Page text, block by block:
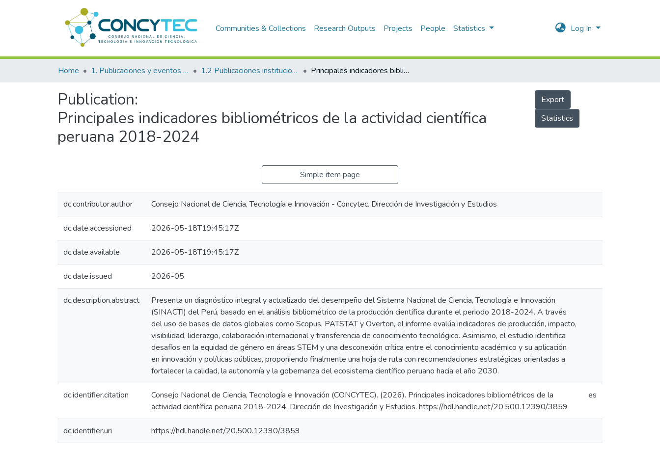
Communities & Collections Research Outputs Projects People Statistics Log In
Home 1. Publicaciones y eventos institucionales 1.2 Publicaciones institucionales Principales indicadores bibliométricos de la actividad científica peruana 2018-2024
Publication:
Principales indicadores bibliométricos de la actividad científica
peruana 2018-2024
Export
Statistics
Simple item page
dc.contributor.author Consejo Nacional de Ciencia, Tecnología e Innovación - Concytec. Dirección de Investigación y Estudios
dc.date.accessioned 2026-05-18T19:45:17Z
dc.date.available 2026-05-18T19:45:17Z
dc.date.issued 2026-05
dc.description.abstract
Presenta un diagnóstico integral y actualizado del desempeño del Sistema Nacional de Ciencia, Tecnología e Innovación
(SINACTI) del Perú, basado en el análisis bibliométrico de la producción científica durante el periodo 2018-2024. A través
del uso de bases de datos globales como Scopus, PATSTAT y Overton, el informe evalúa indicadores de producción, impacto,
visibilidad, liderazgo, colaboración internacional y transferencia de conocimiento tecnológico. Asimismo, el estudio identifica
desafíos en la equidad de género en áreas STEM y una desconexión crítica entre el conocimiento académico y su aplicación
en innovación y políticas públicas, proponiendo finalmente una hoja de ruta con recomendaciones estratégicas orientadas a
fortalecer la calidad, la autonomía y la gobernanza del ecosistema científico peruano hacia el año 2030.
dc.identifier.citation
Consejo Nacional de Ciencia, Tecnología e Innovación (CONCYTEC). (2026). Principales indicadores bibliométricos de la
actividad científica peruana 2018-2024. Dirección de Investigación y Estudios. https://hdl.handle.net/20.500.12390/3859
es
dc.identifier.uri https://hdl.handle.net/20.500.12390/3859